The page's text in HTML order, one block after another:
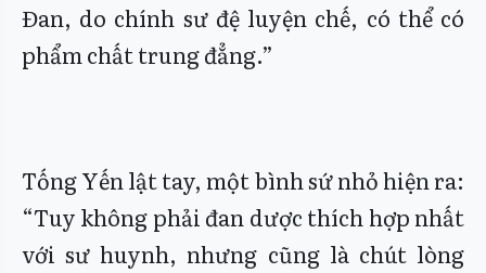
Đan, do chính sư đệ luyện chế, có thể có
phẩm chất trung đẳng.”
Tống Yến lật tay, một bình sứ nhỏ hiện ra:
“Tuy không phải đan dược thích hợp nhất
với sư huynh, nhưng cũng là chút lòng